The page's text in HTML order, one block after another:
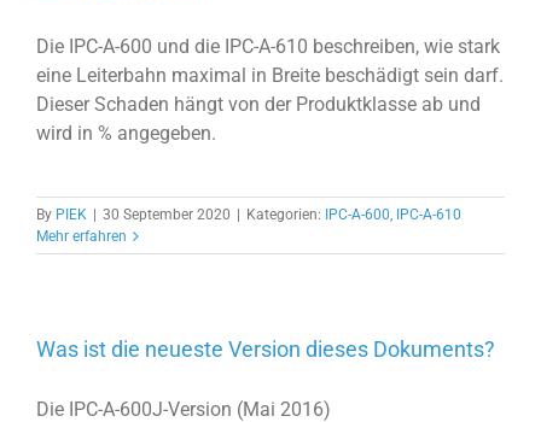
Die IPC-A-600 und die IPC-A-610 beschreiben, wie stark
eine Leiterbahn maximal in Breite beschädigt sein darf.
Dieser Schaden hängt von der Produktklasse ab und
wird in % angegeben.
By PIEK | 30 September 2020 | Kategorien: IPC-A-600 IPC-A-610
Mehr erfahren
Was ist die neueste Version dieses Dokuments?
Die IPC-A-600J-Version (Mai 2016)